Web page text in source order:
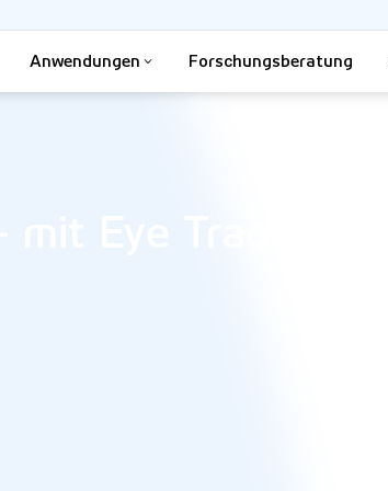
Anwendungen Forschungsberatung